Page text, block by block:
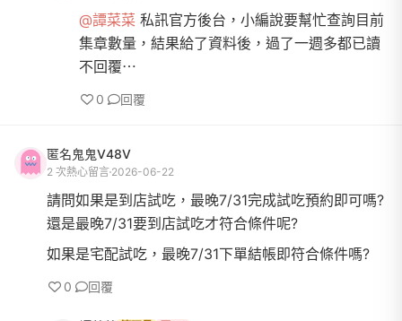
@譚菜菜 私訊官方後台，小編說要幫忙查詢目前
集章數量，結果給了資料後，過了一週多都已讀
不回覆⋯
0 回覆
匿名鬼鬼V48V
2 次熱心留言 2026-06-22
請問如果是到店試吃，最晚7/31完成試吃預約即可嗎?
還是最晚7/31要到店試吃才符合條件呢?
如果是宅配試吃，最晚7/31下單結帳即符合條件嗎?
0 回覆